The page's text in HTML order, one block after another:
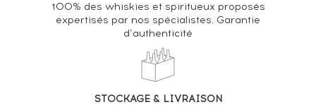
100% des whiskies et spiritueux proposés
expertisés par nos spécialistes. Garantie
d’authenticité
STOCKAGE & LIVRAISON